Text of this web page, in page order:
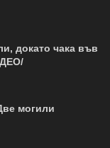
докато чака във
могили